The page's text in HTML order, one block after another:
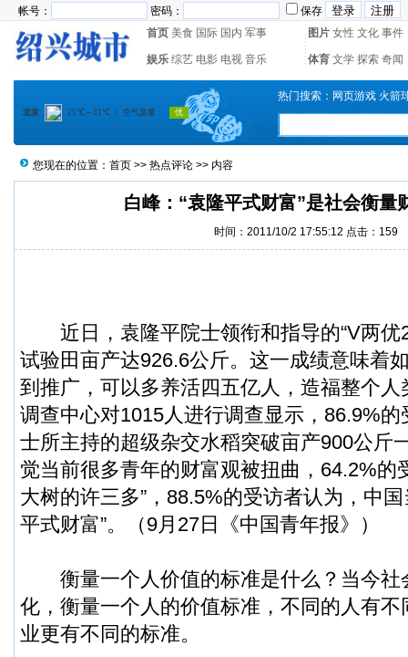
帐号： 密码：
保存
首页 美食 国际 国内 军事 图片 女性 文化 事件
娱乐 综艺 电影 电视 音乐 体育 文学 探索 奇闻
热门搜索： 网页游戏 火箭
您现在的位置： 首页 >> 热点评论 >> 内容
白峰：“袁隆平式财富”是社会衡量
时间：2011/10/2 17:55:12 点击： 159
近日，袁隆平院士领衔和指导的“V两优
试验田亩产达926.6公斤。这一成绩意味着
到推广，可以多养活四五亿人，造福整个
调查中心对1015人进行调查显示，86.9%
士所主持的超级杂交水稻突破亩产900公斤
觉当前很多青年的财富观被扭曲，64.2%的
大树的许三多”，88.5%的受访者认为，中
平式财富”。（9月27日《中国青年报》）
衡量一个人价值的标准是什么？当今社
化，衡量一个人的价值标准，不同的人有
业更有不同的标准。